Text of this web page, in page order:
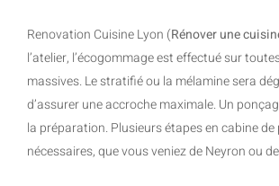
Renovation Cuisine Lyon (Rénover une
l’atelier, l’écogommage est effectué sur
massives. Le stratifié ou la mélamine sera
d’assurer une accroche maximale. Un
la préparation. Plusieurs étapes en cabine
nécessaires, que vous veniez de Neyron ou